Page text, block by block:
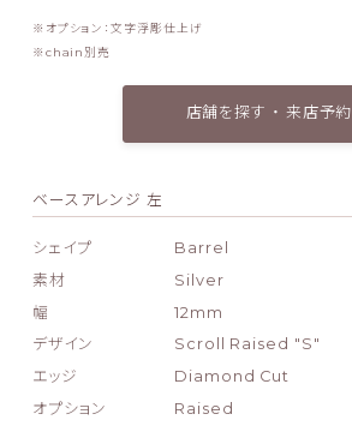
オプション：文字浮彫仕上げ
chain別売
店舗を探す ・ 来店予約
ベースアレンジ 左
シェイプ
Barrel
素材
Silver
幅
12mm
デザイン
Scroll Raised "S"
エッジ
Diamond Cut
オプション
Raised